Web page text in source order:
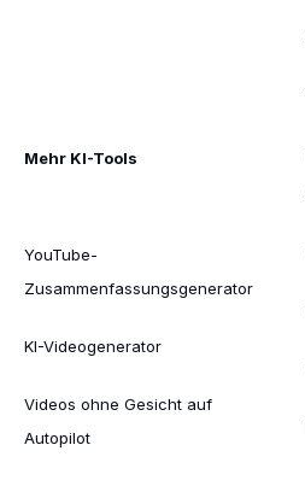
Mehr KI-Tools
YouTube-
Zusammenfassungsgenerator
KI-Videogenerator
Videos ohne Gesicht auf
Autopilot